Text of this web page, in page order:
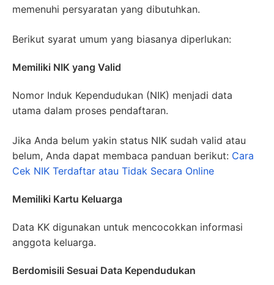
memenuhi persyaratan yang dibutuhkan.
Berikut syarat umum yang biasanya diperlukan:
Memiliki NIK yang Valid
Nomor Induk Kependudukan (NIK) menjadi data
utama dalam proses pendaftaran.
Jika Anda belum yakin status NIK sudah valid atau
belum, Anda dapat membaca panduan berikut: Cara
Cek NIK Terdaftar atau Tidak Secara Online
Memiliki Kartu Keluarga
Data KK digunakan untuk mencocokkan informasi
anggota keluarga.
Berdomisili Sesuai Data Kependudukan